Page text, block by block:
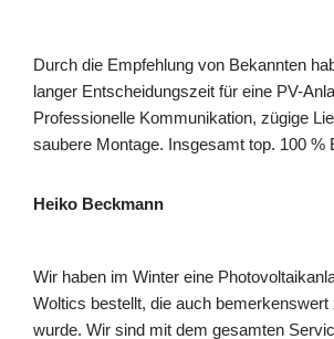
Durch die Empfehlung von Bekannten
langer Entscheidungszeit für eine PV-
Professionelle Kommunikation, zügige
saubere Montage. Insgesamt top. 100 %
Heiko Beckmann
Wir haben im Winter eine
Woltics bestellt, die auch bemerkenswert
wurde. Wir sind mit dem gesamten